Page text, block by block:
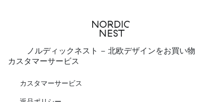
ノルディックネスト - 北欧デザインをお買い物
カスタマーサービス
カスタマーサービス